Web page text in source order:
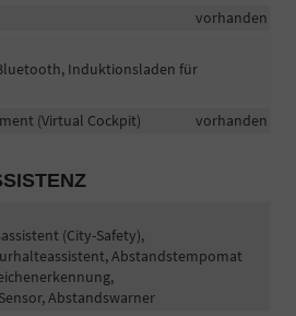
vorhanden
Induktionsladen für
(Virtual Cockpit)
vorhanden
(City-Safety),
Abstandstempomat
Abstandswarner